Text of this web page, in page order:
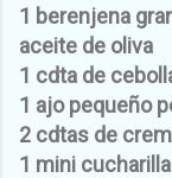
1 berenjena
aceite de oliva
1 cdta de
1 ajo pequeño
2 cdtas de
1 mini